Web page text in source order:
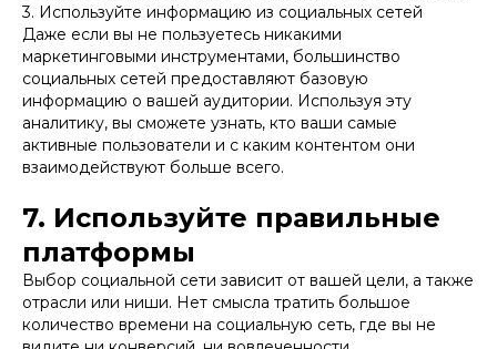
3. Используйте информацию из социальных сетей
Даже если вы не пользуетесь никакими
маркетинговыми инструментами, большинство
социальных сетей предоставляют базовую
информацию о вашей аудитории. Используя эту
аналитику, вы сможете узнать, кто ваши самые
активные пользователи и с каким контентом они
взаимодействуют больше всего.
7. Используйте правильные
платформы
Выбор социальной сети зависит от вашей цели, а также
отрасли или ниши. Нет смысла тратить большое
количество времени на социальную сеть, где вы не